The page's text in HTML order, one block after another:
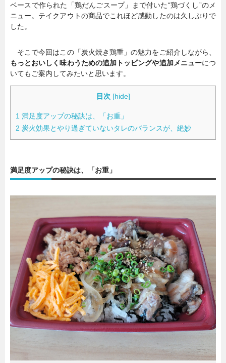
ベースで作られた「鶏だんごスープ」まで付いた“鶏づくし”のメ
ニュー。テイクアウトの商品でこれほど感動したのは久しぶりで
した。
そこで今回はこの「炭火焼き鶏重」の魅力をご紹介しながら、
もっとおいしく味わうための追加トッピングや追加メニューにつ
いてもご案内してみたいと思います。
目次 [hide]
1 満足度アップの秘訣は、「お重」
2 炭火効果とやり過ぎていないタレのバランスが、絶妙
満足度アップの秘訣は、「お重」